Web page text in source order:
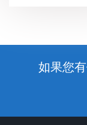
如果您